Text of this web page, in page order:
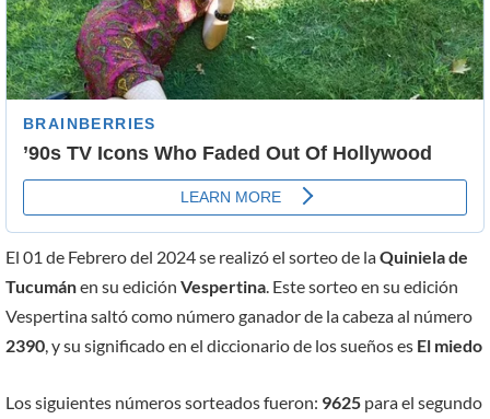
El 01 de Febrero del 2024 se realizó el sorteo de laQuiniela de
Tucumánen su edición Vespertina. Este sorteo en su edición
Vespertina saltó como número ganador de la cabeza al número
2390, y su significado en el diccionario de los sueños es El miedo
Los siguientes números sorteados fueron: 9625 para el segundo